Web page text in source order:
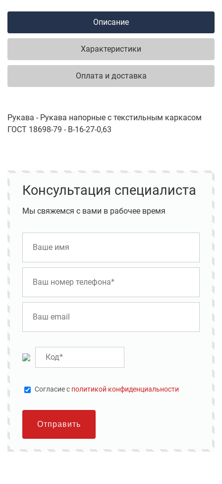
Описание
Характеристики
Оплата и доставка
Рукава - Рукава напорные с текстильным каркасом
ГОСТ 18698-79 - В-16-27-0,63
Консультация специалиста
Мы свяжемся с вами в рабочее время
Cогласие с политикой конфиденциальности
Отправить